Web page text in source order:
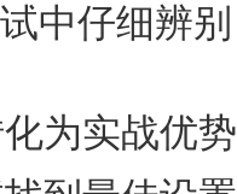
中仔细辨
为实战优势